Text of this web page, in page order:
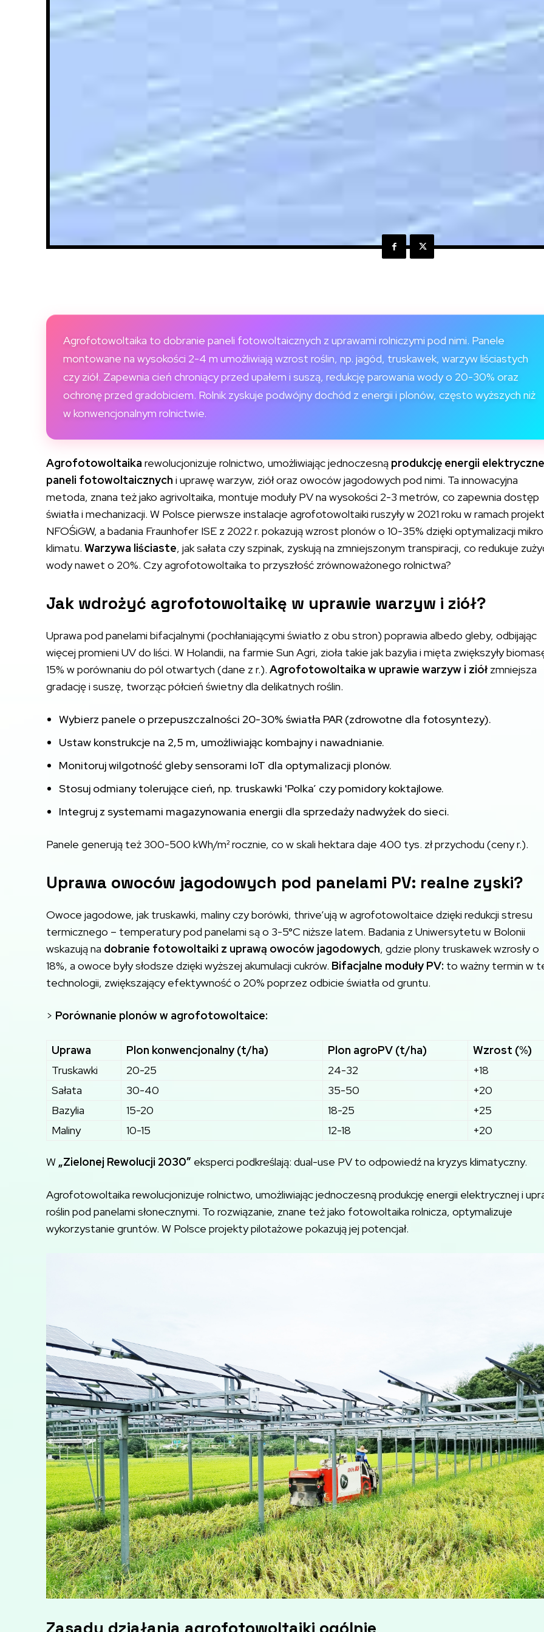
Agrofotowoltaika to dobranie paneli fotowoltaicznych z uprawami rolniczymi pod nimi. Panele
montowane na wysokości 2-4 m umożliwiają wzrost roślin, np. jagód, truskawek, warzyw liściastych
czy ziół. Zapewnia cień chroniący przed upałem i suszą, redukcję parowania wody o 20-30% oraz
ochronę przed gradobiciem. Rolnik zyskuje podwójny dochód z energii i plonów, często wyższych niż
w konwencjonalnym rolnictwie.
Agrofotowoltaika rewolucjonizuje rolnictwo, umożliwiając jednoczesną produkcję energii
paneli fotowoltaicznych i uprawę warzyw, ziół oraz owoców jagodowych pod nimi. Ta innowacyjna
metoda, znana też jako agrivoltaika, montuje moduły PV na wysokości 2-3 metrów, co zapewnia dostęp
światła i mechanizacji. W Polsce pierwsze instalacje agrofotowoltaiki ruszyły w 2021 roku w ramach
NFOŚiGW, a badania Fraunhofer ISE z 2022 r. pokazują wzrost plonów o 10-35% dzięki optymalizacji mikro
klimatu. Warzywa liściaste, jak sałata czy szpinak, zyskują na zmniejszonym transpiracji, co redukuje
wody nawet o 20%. Czy agrofotowoltaika to przyszłość zrównoważonego rolnictwa?
Jak wdrożyć agrofotowoltaikę w uprawie warzyw i ziół?
Uprawa pod panelami bifacjalnymi (pochłaniającymi światło z obu stron) poprawia albedo gleby, odbijając
więcej promieni UV do liści. W Holandii, na farmie Sun Agri, zioła takie jak bazylia i mięta zwiększyły
15% w porównaniu do pól otwartych (dane z r.). Agrofotowoltaika w uprawie warzyw i ziół zmniejsza
gradację i suszę, tworząc półcień świetny dla delikatnych roślin.
Wybierz panele o przepuszczalności 20-30% światła PAR (zdrowotne dla fotosyntezy).
Ustaw konstrukcje na 2,5 m, umożliwiając kombajny i nawadnianie.
Monitoruj wilgotność gleby sensorami IoT dla optymalizacji plonów.
Stosuj odmiany tolerujące cień, np. truskawki 'Polka’ czy pomidory koktajlowe.
Integruj z systemami magazynowania energii dla sprzedaży nadwyżek do sieci.
Panele generują też 300-500 kWh/m² rocznie, co w skali hektara daje 400 tys. zł przychodu (ceny r.).
Uprawa owoców jagodowych pod panelami PV: realne zyski?
Owoce jagodowe, jak truskawki, maliny czy borówki, thrive’ują w agrofotowoltaice dzięki redukcji stresu
termicznego – temperatury pod panelami są o 3-5°C niższe latem. Badania z Uniwersytetu w Bolonii
wskazują na dobranie fotowoltaiki z uprawą owoców jagodowych, gdzie plony truskawek wzrosły o
18%, a owoce były słodsze dzięki wyższej akumulacji cukrów. Bifacjalne moduły PV: to ważny termin w
technologii, zwiększający efektywność o 20% poprzez odbicie światła od gruntu.
> Porównanie plonów w agrofotowoltaice:
Uprawa Plon konwencjonalny (t/ha) Plon agroPV (t/ha)
Wzrost (%)
Truskawki
20-25 24-32
+18
Sałata
30-40 35-50
+20
Bazylia
15-20 18-25
+25
Maliny
10-15 12-18 +20
W „Zielonej Rewolucji 2030” eksperci podkreślają: dual-use PV to odpowiedź na kryzys klimatyczny.
Agrofotowoltaika rewolucjonizuje rolnictwo, umożliwiając jednoczesną produkcję energii elektrycznej i
roślin pod panelami słonecznymi. To rozwiązanie, znane też jako fotowoltaika rolnicza, optymalizuje
wykorzystanie gruntów. W Polsce projekty pilotażowe pokazują jej potencjał.